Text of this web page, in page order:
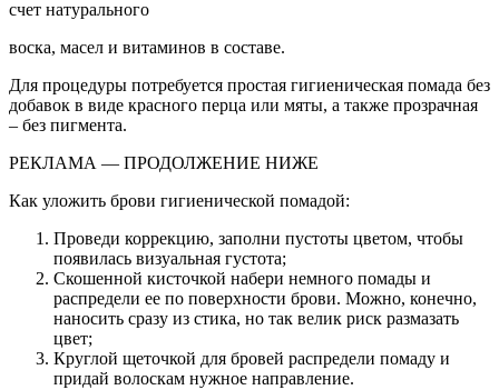
счет натурального
воска, масел и витаминов в составе.
Для процедуры потребуется простая гигиеническая помада без
добавок в виде красного перца или мяты, а также прозрачная
– без пигмента.
РЕКЛАМА — ПРОДОЛЖЕНИЕ НИЖЕ
Как уложить брови гигиенической помадой:
Проведи коррекцию, заполни пустоты цветом, чтобы
появилась визуальная густота;
Скошенной кисточкой набери немного помады и
распредели ее по поверхности брови. Можно, конечно,
наносить сразу из стика, но так велик риск размазать
цвет;
Круглой щеточкой для бровей распредели помаду и
придай волоскам нужное направление.